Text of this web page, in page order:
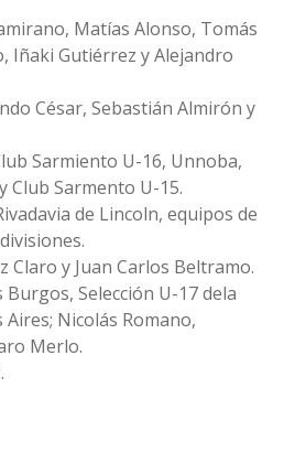
Matías Alonso, Tomás
Iñaki Gutiérrez y Alejandro
César, Sebastián Almirón y
Sarmiento U-16, Unnoba,
Club Sarmento U-15.
de Lincoln, equipos de
Claro y Juan Carlos Beltramo.
Burgos, Selección U-17 dela
Nicolás Romano,
Merlo.